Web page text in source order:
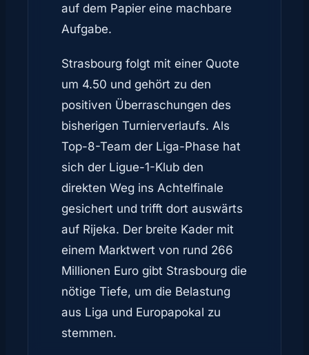
auf dem Papier eine machbare
Aufgabe.
Strasbourg folgt mit einer Quote
um 4.50 und gehört zu den
positiven Überraschungen des
bisherigen Turnierverlaufs. Als
Top-8-Team der Liga-Phase hat
sich der Ligue-1-Klub den
direkten Weg ins Achtelfinale
gesichert und trifft dort auswärts
auf Rijeka. Der breite Kader mit
einem Marktwert von rund 266
Millionen Euro gibt Strasbourg die
nötige Tiefe, um die Belastung
aus Liga und Europapokal zu
stemmen.